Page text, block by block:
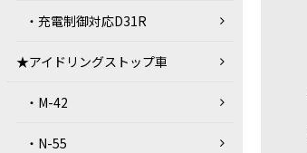
・充電制御対応D31R
★アイドリングストップ車
・M-42
・N-55